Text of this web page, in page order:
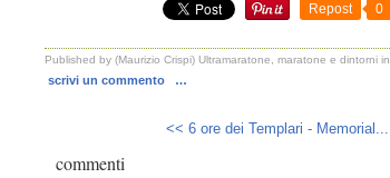
Repost 0
Published by (Maurizio Crispi) Ultramaratone, maratone e dintorni in
scrivi un commento
…
<< 6 ore dei Templari - Memorial...
commenti